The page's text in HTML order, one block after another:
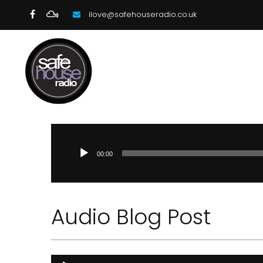
ilove@safehouseradio.co.uk
00:00
Audio Blog Post